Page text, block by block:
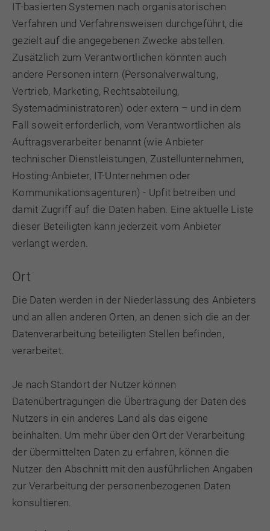
IT-basierten Systemen nach organisatorischen
Verfahren und Verfahrensweisen durchgeführt, die
gezielt auf die angegebenen Zwecke abstellen.
Zusätzlich zum Verantwortlichen könnten auch
andere Personen intern (Personalverwaltung,
Vertrieb, Marketing, Rechtsabteilung,
Systemadministratoren) oder extern – und in dem
Fall soweit erforderlich, vom Verantwortlichen als
Auftragsverarbeiter benannt (wie Anbieter
technischer Dienstleistungen, Zustellunternehmen,
Hosting-Anbieter, IT-Unternehmen oder
Kommunikationsagenturen) - Upfit betreiben und
damit Zugriff auf die Daten haben. Eine aktuelle Liste
dieser Beteiligten kann jederzeit vom Anbieter
verlangt werden.
Ort
Die Daten werden in der Niederlassung des Anbieters
und an allen anderen Orten, an denen sich die an der
Datenverarbeitung beteiligten Stellen befinden,
verarbeitet.
Je nach Standort der Nutzer können
Datenübertragungen die Übertragung der Daten des
Nutzers in ein anderes Land als das eigene
beinhalten. Um mehr über den Ort der Verarbeitung
der übermittelten Daten zu erfahren, können die
Nutzer den Abschnitt mit den ausführlichen Angaben
zur Verarbeitung der personenbezogenen Daten
konsultieren.